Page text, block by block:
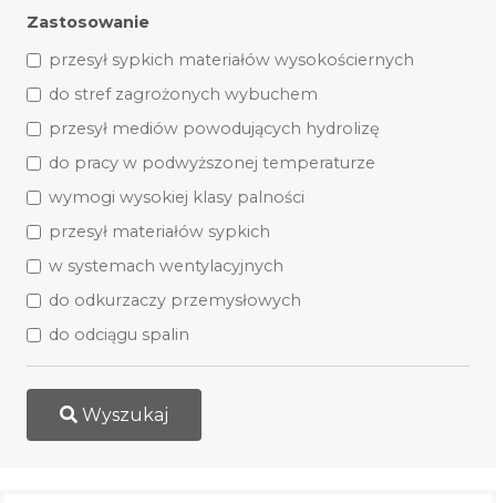
Zastosowanie
przesył sypkich materiałów wysokościernych
do stref zagrożonych wybuchem
przesył mediów powodujących hydrolizę
do pracy w podwyższonej temperaturze
wymogi wysokiej klasy palności
przesył materiałów sypkich
w systemach wentylacyjnych
do odkurzaczy przemysłowych
do odciągu spalin
Wyszukaj